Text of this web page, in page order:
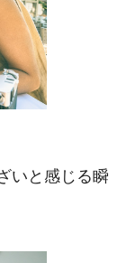
いと感じる瞬